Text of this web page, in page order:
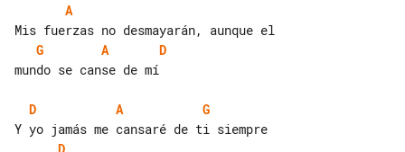
A
G
A
D
mundo se canse de mí
D A
G